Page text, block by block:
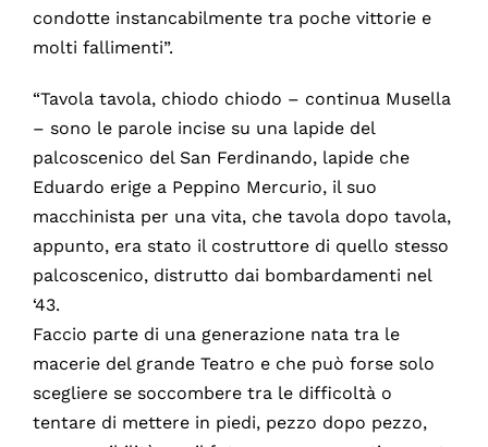
condotte instancabilmente tra poche vittorie e
molti fallimenti”.
“Tavola tavola, chiodo chiodo – continua Musella
– sono le parole incise su una lapide del
palcoscenico del San Ferdinando, lapide che
Eduardo erige a Peppino Mercurio, il suo
macchinista per una vita, che tavola dopo tavola,
appunto, era stato il costruttore di quello stesso
palcoscenico, distrutto dai bombardamenti nel
‘43.
Faccio parte di una generazione nata tra le
macerie del grande Teatro e che può forse solo
scegliere se soccombere tra le difficoltà o
tentare di mettere in piedi, pezzo dopo pezzo,